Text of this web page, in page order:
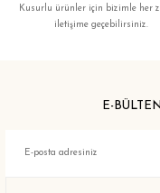
Kusurlu ürünler için bizimle her
iletişime geçebilirsiniz.
E-